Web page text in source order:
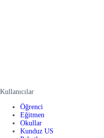
Kullanıcılar
Öğrenci
Eğitmen
Okullar
Kunduz US